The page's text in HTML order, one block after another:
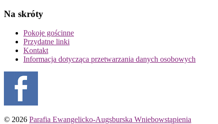
Na skróty
Pokoje gościnne
Przydatne linki
Kontakt
Informacja dotycząca przetwarzania danych osobowych
© 2026 Parafia Ewangelicko-Augsburska Wniebowstąpienia